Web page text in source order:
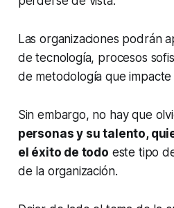
Las organizaciones podrán
de tecnología, procesos
de metodología que
Sin embargo, no hay que
personas y su talento,
el éxito de todo este tipo
de la organización.